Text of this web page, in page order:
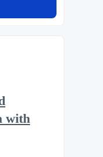
with